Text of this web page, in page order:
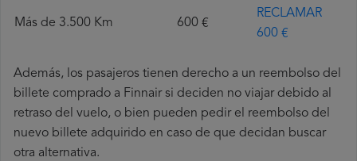
Más de 3.500 Km 600 €
RECLAMAR
600 €
Además, los pasajeros tienen derecho a un reembolso del
billete comprado a Finnair si deciden no viajar debido al
retraso del vuelo, o bien pueden pedir el reembolso del
nuevo billete adquirido en caso de que decidan buscar
otra alternativa.